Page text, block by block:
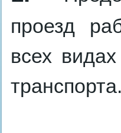
проезд
всех видах
транспорта.